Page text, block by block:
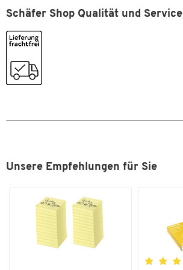
(lösungsmittelfrei)
Inhalt je Klebestift: 22 g
In praktischer 4er-Packung
Schäfer Shop Qualität und Service
Unsere Empfehlungen für Sie